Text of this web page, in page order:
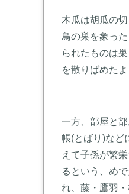
木瓜は胡瓜の
鳥の巣を象っ
られたものは
を散りばめた
一方、部屋と
帳(とばり)など
えて子孫が繁
るという、め
れ、藤・鷹羽